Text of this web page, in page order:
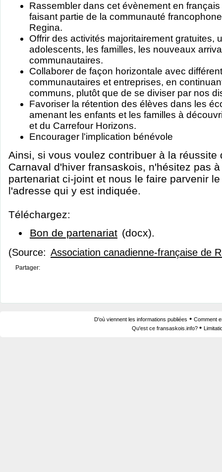
Rassembler dans cet évènement en
faisant partie de la communauté
Regina.
Offrir des activités majoritairement gratuites,
adolescents, les familles, les nouveaux
communautaires.
Collaborer de façon horizontale avec
communautaires et entreprises, en
communs, plutôt que de se diviser par nos
Favoriser la rétention des élèves dans les
amenant les enfants et les familles à
et du Carrefour Horizons.
Encourager l'implication bénévole
Ainsi, si vous voulez contribuer à la réussite
Carnaval d'hiver fransaskois, n'hésitez pas
partenariat ci-joint et nous le faire parvenir
l'adresse qui y est indiquée.
Téléchargez:
Bon de partenariat (docx).
(Source: Association canadienne-française de
Partager:
D'où viennent les informations publiées • Comment
Qu'est ce fransaskois.info? •